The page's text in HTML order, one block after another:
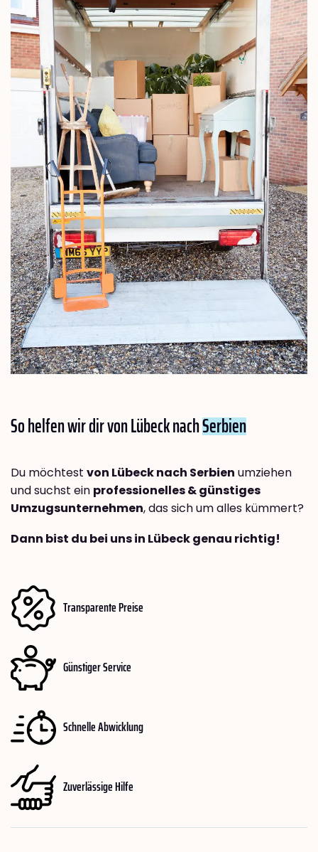
So helfen wir dir von Lübeck nachSerbien
Du möchtest von Lübeck nach Serbien umziehen
und suchst ein professionelles & günstiges
Umzugsunternehmen, das sich um alles kümmert?
Dann bist du bei uns in Lübeck genau richtig!
Transparente Preise
Günstiger Service
Schnelle Abwicklung
Zuverlässige Hilfe